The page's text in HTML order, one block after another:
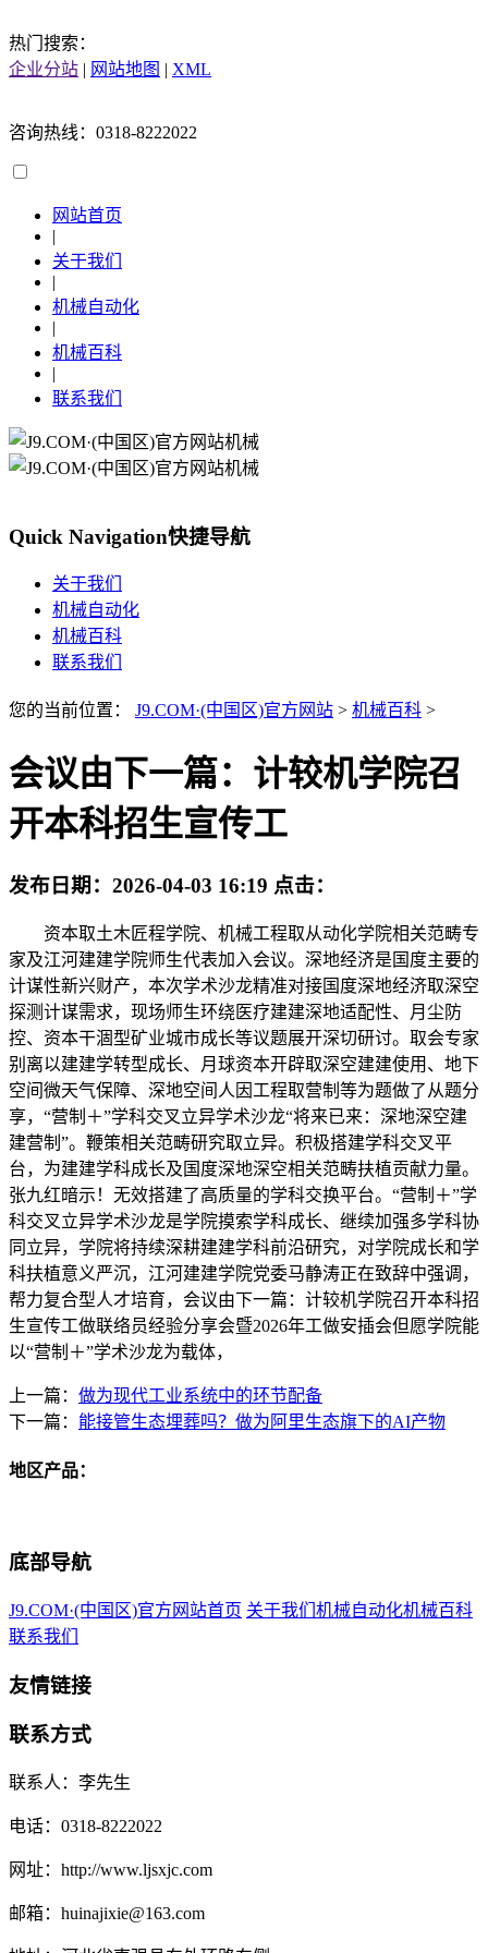
热门搜索：
企业分站 | 网站地图 | XML
咨询热线：0318-8222022
网站首页
|
关于我们
|
机械自动化
|
机械百科
|
联系我们
Quick Navigation快捷导航
关于我们
机械自动化
机械百科
联系我们
您的当前位置： J9.COM·(中国区)官方网站 > 机械百科 >
会议由下一篇：计较机学院召
开本科招生宣传工
发布日期： 2026-04-03 16:19 点击：
资本取土木匠程学院、机械工程取从动化学院相关范畴专
家及江河建建学院师生代表加入会议。深地经济是国度主要的
计谋性新兴财产，本次学术沙龙精准对接国度深地经济取深空
探测计谋需求，现场师生环绕医疗建建深地适配性、月尘防
控、资本干涸型矿业城市成长等议题展开深切研讨。取会专家
别离以建建学转型成长、月球资本开辟取深空建建使用、地下
空间微天气保障、深地空间人因工程取营制等为题做了从题分
享，“营制＋”学科交叉立异学术沙龙“将来已来：深地深空建
建营制”。鞭策相关范畴研究取立异。积极搭建学科交叉平
台，为建建学科成长及国度深地深空相关范畴扶植贡献力量。
张九红暗示！无效搭建了高质量的学科交换平台。“营制＋”学
科交叉立异学术沙龙是学院摸索学科成长、继续加强多学科协
同立异，学院将持续深耕建建学科前沿研究，对学院成长和学
科扶植意义严沉，江河建建学院党委马静涛正在致辞中强调，
帮力复合型人才培育，会议由下一篇：计较机学院召开本科招
生宣传工做联络员经验分享会暨2026年工做安插会但愿学院能
以“营制＋”学术沙龙为载体，
上一篇： 做为现代工业系统中的环节配备
下一篇： 能接管生态埋葬吗？做为阿里生态旗下的AI产物
地区产品：
底部导航
J9.COM·(中国区)官方网站首页 关于我们 机械自动化机械百科
联系我们
友情链接
联系方式
联系人：李先生
电话：0318-8222022
网址：http://www.ljsxjc.com
邮箱：huinajixie@163.com